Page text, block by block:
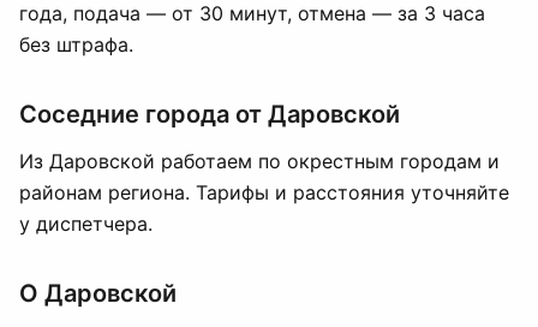
года, подача — от 30 минут, отмена — за 3 часа
без штрафа.
Соседние города от Даровской
Из Даровской работаем по окрестным городам и
районам региона. Тарифы и расстояния уточняйте
у диспетчера.
О Даровской